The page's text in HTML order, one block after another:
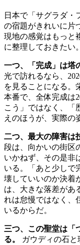
日本で「サグラダ・
の宿題がきれいに片
現地の感覚はもっと
に整理しておきたい。
一つ、「完成」は塔
光で訪れるなら、
を見ることになる。
本番で、全体完成は
こう」ではなく、「
えのほうが、実際の
二つ、最大の障害は
段は、向かいの街区
いかねず、その是非
いる。「あと少しで
壊していいのか決着
は、大きな落差があ
れは怠慢ではなく、
いるからだ。
三つ、この聖堂は「
る。
ガウディの石